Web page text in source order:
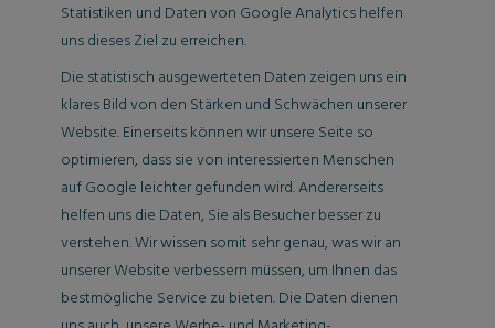
Statistiken und Daten von Google Analytics helfen
uns dieses Ziel zu erreichen.
Die statistisch ausgewerteten Daten zeigen uns ein
klares Bild von den Stärken und Schwächen unserer
Website. Einerseits können wir unsere Seite so
optimieren, dass sie von interessierten Menschen
auf Google leichter gefunden wird. Andererseits
helfen uns die Daten, Sie als Besucher besser zu
verstehen. Wir wissen somit sehr genau, was wir an
unserer Website verbessern müssen, um Ihnen das
bestmögliche Service zu bieten. Die Daten dienen